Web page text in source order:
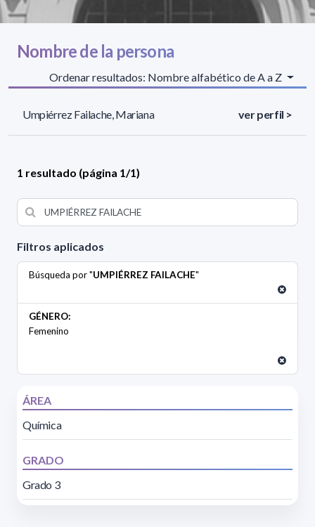
Filtros aplicados
Búsqueda por "UMPIÉRREZ FAILACHE"
GÉNERO:
Femenino
ÁREA
Química
GRADO
Grado 3
Nombre de la persona
Ordenar resultados: Nombre alfabético de A a Z
Umpiérrez Failache, Mariana ver perfil >
1 resultado (página 1/1)